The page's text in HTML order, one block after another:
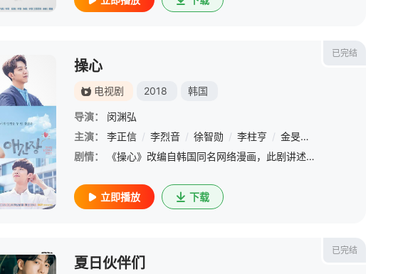
已完结
操心
电视剧 2018 韩国
导演：
闵渊弘
主演：
李正信 / 李烈音 / 徐智勋 / 李柱亨 / 金旻錫
剧情：
《操心》改编自韩国同名网络漫画，此剧讲述了男主角(李正信 饰)十年前与初恋擦身而过，一直没法忘记她。他在偶然下穿越时空回到了十年前，竟与年少的自己(徐志焄 饰)，和过去暗恋的她(李烈音 饰)，展开了一
立即播放 下载
已完结
夏日伙伴们